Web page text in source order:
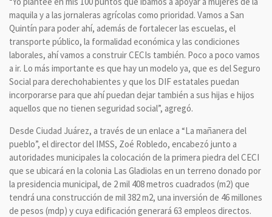
maquila y a las jornaleras agrícolas como prioridad. Vamos a San
Quintín para poder ahí, además de fortalecer las escuelas, el
transporte público, la formalidad económica y las condiciones
laborales, ahí vamos a construir CECIs también. Poco a poco vamos
a ir. Lo más importante es que hay un modelo ya, que es del Seguro
Social para derechohabientes y que los DIF estatales puedan
incorporarse para que ahí puedan dejar también a sus hijas e hijos
aquellos que no tienen seguridad social”, agregó.
Desde Ciudad Juárez, a través de un enlace a “La mañanera del
pueblo”, el director del IMSS, Zoé Robledo, encabezó junto a
autoridades municipales la colocación de la primera piedra del CECI
que se ubicará en la colonia Las Gladiolas en un terreno donado por
la presidencia municipal, de 2 mil 408 metros cuadrados (m2) que
tendrá una construcción de mil 382 m2, una inversión de 46 millones
de pesos (mdp) y cuya edificación generará 63 empleos directos.